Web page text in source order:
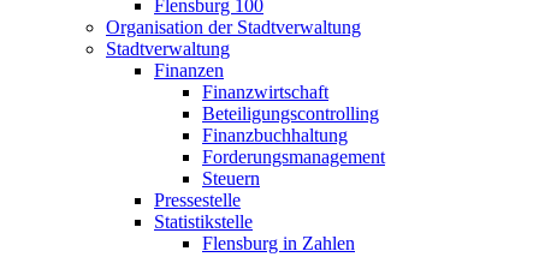
Flensburg 100
Organisation der Stadtverwaltung
Stadtverwaltung
Finanzen
Finanzwirtschaft
Beteiligungscontrolling
Finanzbuchhaltung
Forderungsmanagement
Steuern
Pressestelle
Statistikstelle
Flensburg in Zahlen